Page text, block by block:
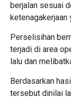
berjalan sesuai
ketenagakerjaan
Perselisihan
terjadi di area
lalu dan
Berdasarkan
tersebut dinilai